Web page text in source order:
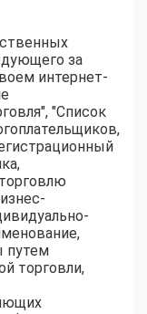
за
интернет-
"Список
путем
торговли,